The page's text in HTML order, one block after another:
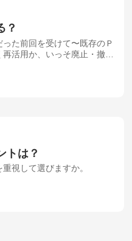
？
た前回を受けて〜既存のＰ
活用か、いっそ廃止・撤
しい仕組みや組織を改めて
！
トは？
視して選びますか。